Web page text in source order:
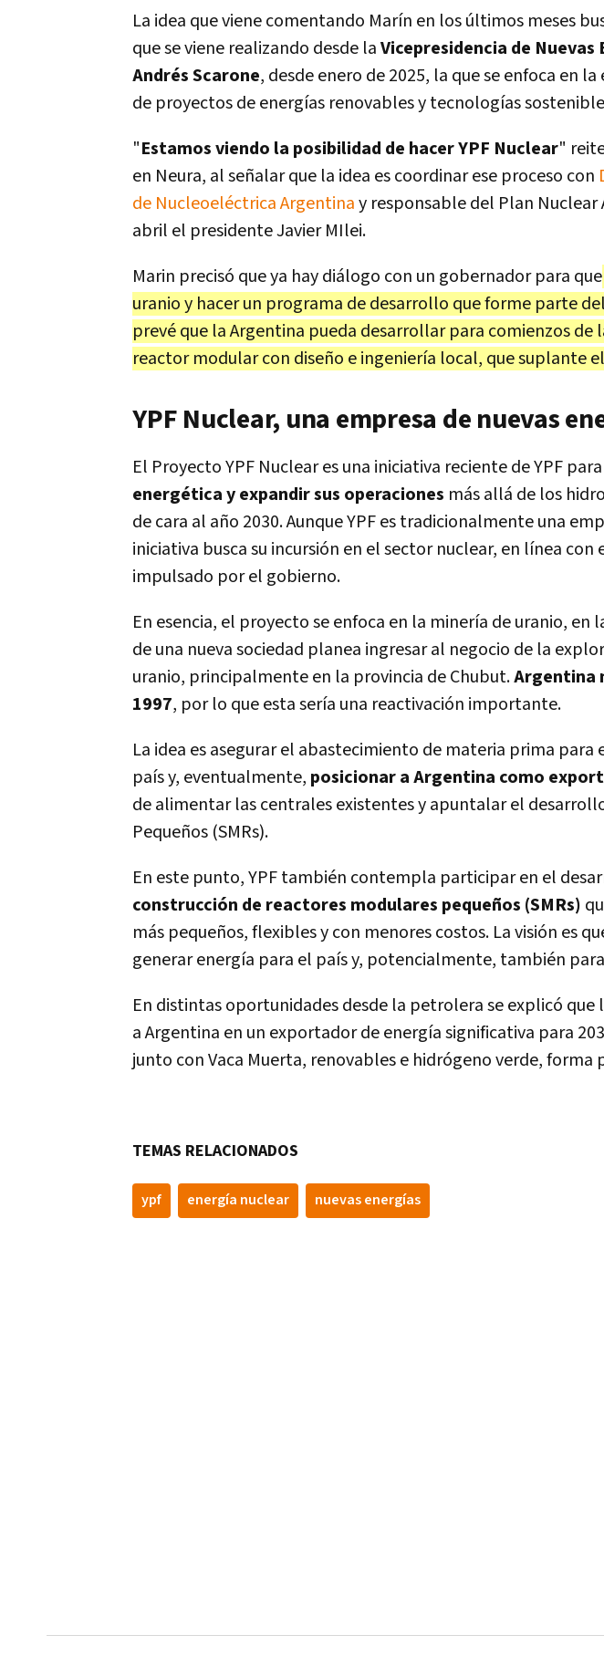
La idea que viene comentando Marín en los últimos meses
que se viene realizando desde laVicepresidencia de Nuevas
Andrés Scarone, desde enero de 2025, la que se enfoca en
de proyectos de energías renovables y tecnologías
"Estamos viendo la posibilidad de hacer YPF Nuclear"
en Neura, al señalar que la idea es coordinar ese proceso con
de Nucleoeléctrica Argentinay responsabledel Plan Nuclear
abril el presidente Javier MIlei.
Marin precisó que ya hay diálogo con un gobernador para que
uranio y hacer un programa de desarrollo que forme parte
prevé que la Argentina pueda desarrollar para comienzos de
reactor modular con diseño e ingeniería local, que suplante
YPF Nuclear, una empresa de nuevas
El Proyecto YPF Nuclear es una iniciativa reciente de YPF para
energética y expandir sus operaciones más allá de los
de cara al año 2030. Aunque YPF es tradicionalmente una
iniciativa busca su incursión en el sector nuclear, en línea
impulsado por el gobierno.
En esencia, el proyecto se enfoca en la minería de uranio,
de una nueva sociedad planea ingresar al negocio de la
uranio, principalmente en la provincia de Chubut.Argentina
1997, por lo que esta sería una reactivación importante.
La idea es asegurar el abastecimiento de materia prima
país y, eventualmente, posicionar a Argentina como
de alimentar las centrales existentes y apuntalar el
Pequeños (SMRs).
En este punto, YPF también contempla participar en el
construcción de reactores modulares pequeños (SMRs)
más pequeños, flexibles y con menores costos. La visión es
generar energía para el país y, potencialmente, también
En distintas oportunidades desde la petrolera se explicó que
a Argentina en un exportador de energía significativa para
junto con Vaca Muerta, renovables e hidrógeno verde, forma
TEMAS RELACIONADOS
ypf energía nuclear nuevas energías